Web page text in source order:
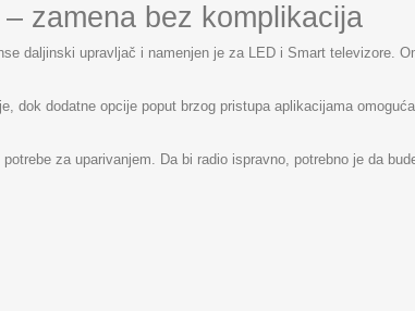
zamena bez komplikacija
daljinski upravljač i namenjen je za LED i Smart televizore.
dok dodatne opcije poput brzog pristupa aplikacijama
za uparivanjem. Da bi radio ispravno, potrebno je da